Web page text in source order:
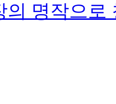
의 명작으로